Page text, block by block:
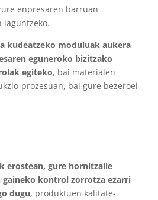
enpresaren barruan
laguntzeko.
kudeatzeko moduluak aukera
eguneroko bizitzako
egiteko, bai materialen
prozesuan, bai gure bezeroei
erostean, gure hornitzaile
gaineko kontrol zorrotza ezarri
dugu, produktuen kalitate-